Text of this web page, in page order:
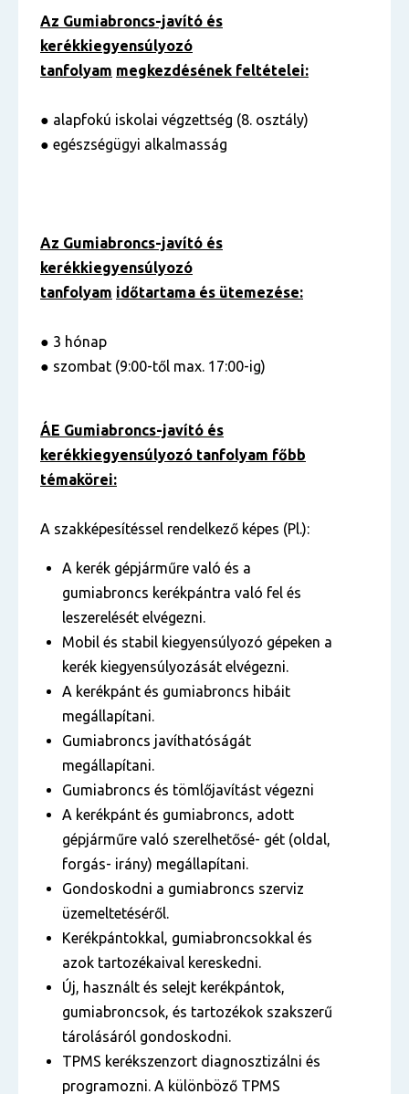
Az Gumiabroncs-javító és
kerékkiegyensúlyozó
tanfolyam megkezdésének feltételei:
● alapfokú iskolai végzettség (8. osztály)
● egészségügyi alkalmasság
Az Gumiabroncs-javító és
kerékkiegyensúlyozó
tanfolyam időtartama és ütemezése:
● 3 hónap
● szombat (9:00-től max. 17:00-ig)
ÁE Gumiabroncs-javító és
kerékkiegyensúlyozó tanfolyam főbb
témakörei:
A szakképesítéssel rendelkező képes (Pl.):
A kerék gépjárműre való és a
gumiabroncs kerékpántra való fel és
leszerelését elvégezni.
Mobil és stabil kiegyensúlyozó gépeken a
kerék kiegyensúlyozását elvégezni.
A kerékpánt és gumiabroncs hibáit
megállapítani.
Gumiabroncs javíthatóságát
megállapítani.
Gumiabroncs és tömlőjavítást végezni
A kerékpánt és gumiabroncs, adott
gépjárműre való szerelhetősé- gét (oldal,
forgás- irány) megállapítani.
Gondoskodni a gumiabroncs szerviz
üzemeltetéséről.
Kerékpántokkal, gumiabroncsokkal és
azok tartozékaival kereskedni.
Új, használt és selejt kerékpántok,
gumiabroncsok, és tartozékok szakszerű
tárolásáról gondoskodni.
TPMS kerékszenzort diagnosztizálni és
programozni. A különböző TPMS